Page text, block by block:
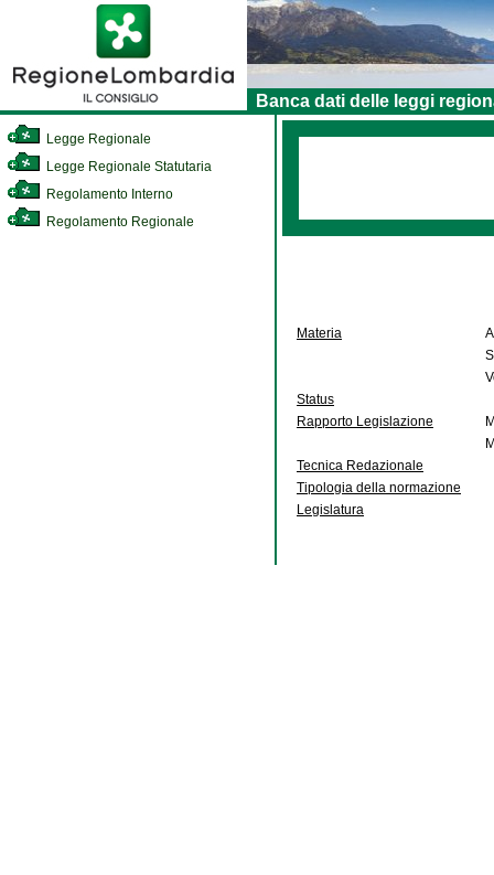
Banca dati delle leggi
Legge Regionale
Legge Regionale Statutaria
Regolamento Interno
Regolamento Regionale
Materia
Status
Rapporto Legislazione
Tecnica Redazionale
Tipologia della normazione
Legislatura